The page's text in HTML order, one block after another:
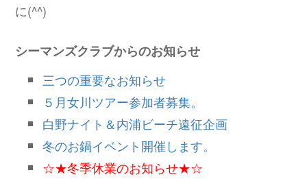
に(^^)
シーマンズクラブからのお知らせ
三つの重要なお知らせ
５月女川ツアー参加者募集。
白野ナイト＆内浦ビーチ遠征企画
冬のお鍋イベント開催します。
☆★冬季休業のお知らせ★☆